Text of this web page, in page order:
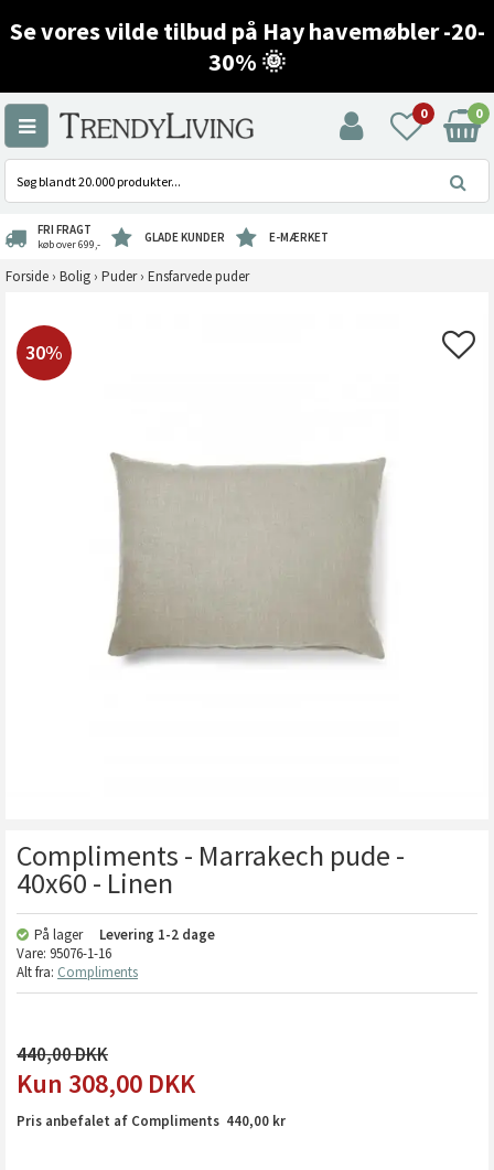
Se vores vilde tilbud på Hay havemøbler -20-
30% 🌞
0 0
FRI FRAGT
køb over 699,- GLADE KUNDER E-MÆRKET
Forside › Bolig › Puder› Ensfarvede puder
30%
Compliments - Marrakech pude -
40x60 - Linen
På lager Levering 1-2 dage
Vare: 95076-1-16
Alt fra: Compliments
440,00
308,00 DKK
Pris anbefalet af Compliments 440,00 kr